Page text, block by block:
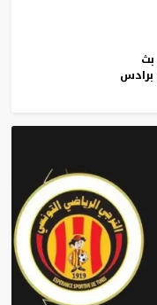
بث
برادس